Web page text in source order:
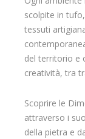
scolpite in
tessuti
del territorio e
creatività, tra
Scoprire le
attraverso i
della pietra e